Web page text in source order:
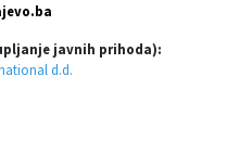
javnih prihoda):
d.d.